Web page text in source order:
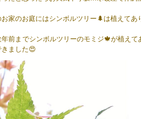
家のお庭にはシンボルツリー🌲は植えてあ
前までシンボルツリーのモミジ🍁が植え
ました😍